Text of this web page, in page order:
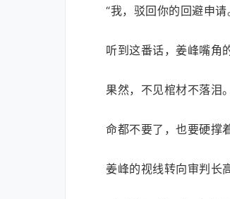
“我，驳回你的回避申请
听到这番话，姜峰嘴角
果然，不见棺材不落泪。
命都不要了，也要硬撑
姜峰的视线转向审判长